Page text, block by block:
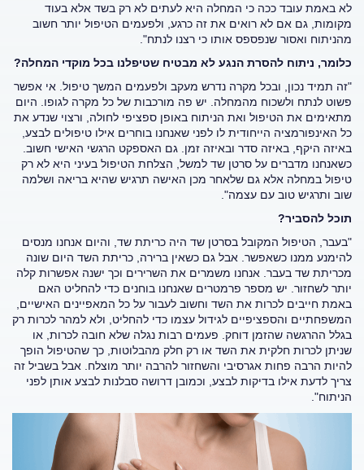
לא באמת עובד ככה כי המחלה היא לעתים לא רק בשד אלא בעוד
מקומות, גם אם לא רואים את זה כרגע, ולפעמים הטיפול יותר חשוב
מהניתוח ואסור שנפספס אותו כי רצנו לנתח".
כלומר, ניתוח להסרת הנגע לא מבטיח שטיפלנו בכל מוקדי המחלה?
"זה תמיד נכון, ובכל מקרה נדרש מעקב ולפעמים המשך טיפול. אי אפשר
פשוט לנתח ולשכוח מהמחלה. יש פה מורכבות של כל מקרה לגופו. היום
מתאימים את הטיפול ואת הניתוח באופן ספציפי לחולה, ורצוי שנדע את
כל האינפורמציה הייחודית לו לפני שאנחנו בוחרים אילו טיפולים לבצע,
באיזה היקף, באיזה סדר ובאיזה זמן. גם האספקט הרגשי האישי חשוב.
כשאנחנו מדברים על סרטן שד למשל, הצלחת הטיפול בעיני היא לא רק
טיפול במחלה אלא גם שלאחר מכן האישה תרגיש שהיא בריאה ושלמה
שוב ותרגיש טוב עם עצמה".
תוכל להסביר?
"בעבר, הטיפול המקובל בסרטן שד היה כריתת שד, והיום אנחנו מנסים
להימנע ממנו כשאפשר. אבל גם כשאין ברירה, כריתת השד היום שונה
מכריתת שד בעבר. אנחנו משמרים את השרירים וכך ישנה אפשרות קלה
יותר לשחזור. יש מספר פרמטרים שאנחנו בוחנים כדי להחליט האם
באמת חייבים לכרות את השד וחשוב לעבור על כל המאפיינים האישיים,
המשפחתיים והספציפיים לגידול עצמו כדי להחליט, ולא למהר לכרות רק
בגלל ההרגשה שהזמן דוחק. פעמים רבות נגלה שלא חובה לכרות, או
שניתן לכרות חלקית את השד או רק חלק מהבלוטות, כך שהטיפול הופך
להיות הרבה פחות אגרסיבי והשחזור להרבה יותר מוצלח. אבל בשביל זה
צריך לדעת אילו בדיקות לבצע, וכמובן דרושה סבלנות לבצע אותן לפני
הניתוח".